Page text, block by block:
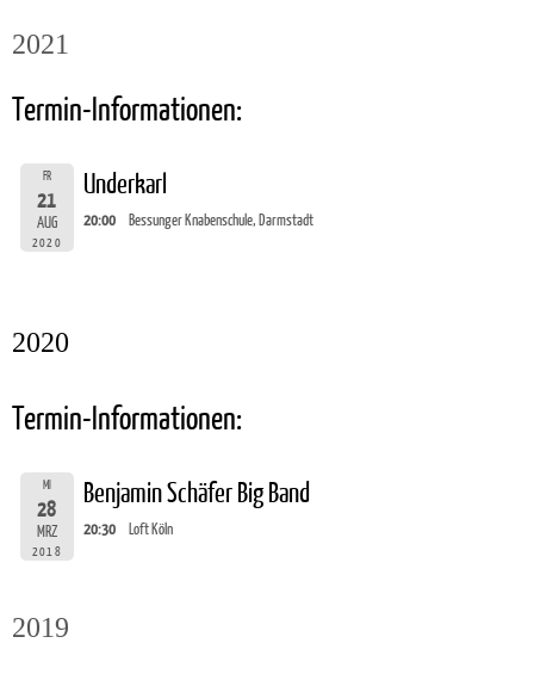
2021
Termin-Informationen:
FR
21
AUG
2020
Underkarl
20:00 Bessunger Knabenschule, Darmstadt
2020
Termin-Informationen:
MI
28
MRZ
2018
Benjamin Schäfer Big Band
20:30 Loft Köln
2019